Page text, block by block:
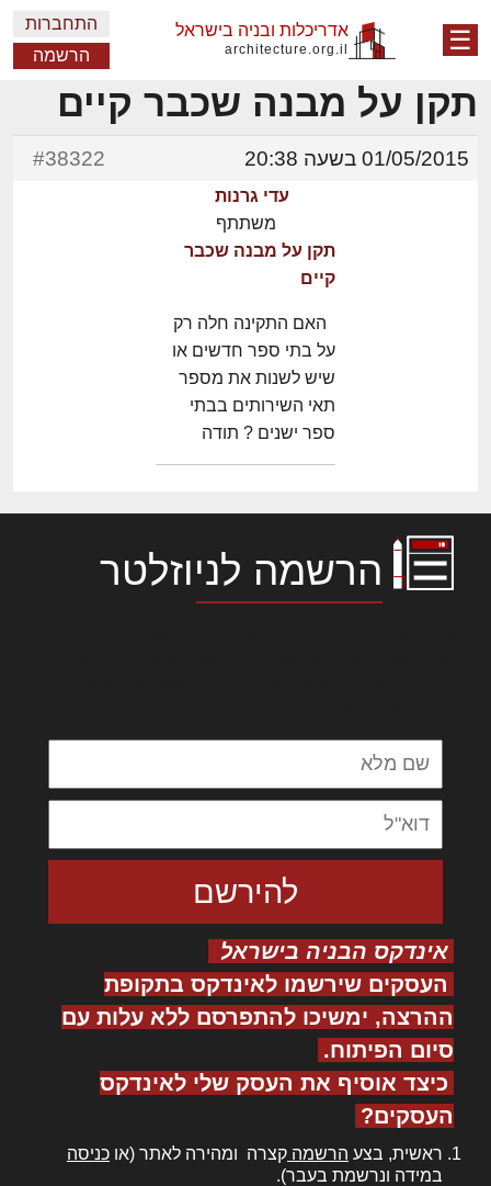
☰ אדריכלות ובניה בישראל
architecture.org.il
התחברות
הרשמה
תקן על מבנה שכבר קיים
01/05/2015 בשעה 20:38 #38322
עדי גרנות
משתתף
תקן על מבנה שכבר
קיים
האם התקינה חלה רק
על בתי ספר חדשים או
שיש לשנות את מספר
תאי השירותים בבתי
ספר ישנים ? תודה
הרשמה לניוזלטר
אינדקס הבניה בישראל
העסקים שירשמו לאינדקס בתקופת
ההרצה, ימשיכו להתפרסם ללא עלות עם
סיום הפיתוח.
כיצד אוסיף את העסק שלי לאינדקס
העסקים?
ראשית, בצע הרשמה קצרה ומהירה לאתר (או כניסה
במידה ונרשמת בעבר).